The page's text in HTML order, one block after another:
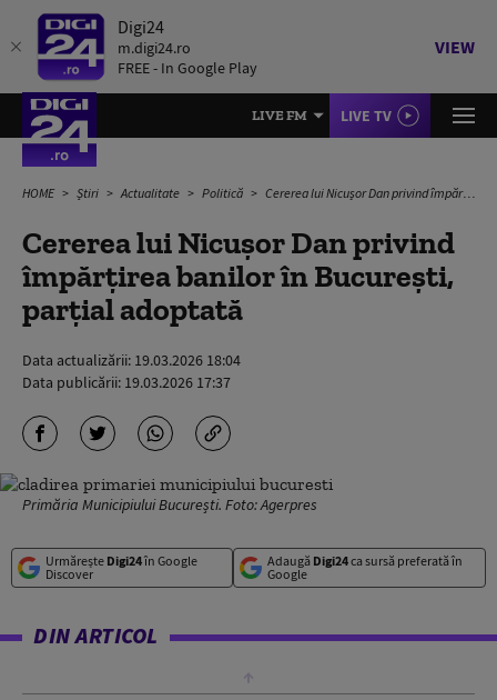
Digi24
m.digi24.ro
FREE - In Google Play
VIEW
LIVE FM LIVE TV
HOME Știri Actualitate Politică Cererea lui Nicușor Dan privind împărțirea banilor în București, parțial adoptată
Cererea lui Nicușor Dan privind
împărțirea banilor în București,
parțial adoptată
Data actualizării: 19.03.2026 18:04
Data publicării: 19.03.2026 17:37
Primăria Municipiului București. Foto: Agerpres
Urmărește Digi24în Google
Discover
Adaugă Digi24ca sursă preferată în
Google
DIN ARTICOL